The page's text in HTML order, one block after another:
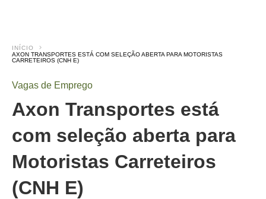
INÍCIO
AXON TRANSPORTES ESTÁ COM SELEÇÃO ABERTA PARA MOTORISTAS
CARRETEIROS (CNH E)
Vagas de Emprego
Axon Transportes está
com seleção aberta para
Motoristas Carreteiros
(CNH E)